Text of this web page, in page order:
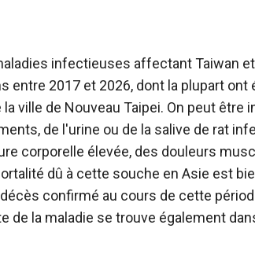
infectieuses affectant Taiwan
entre 2017 et 2026, dont la plupart
ville de Nouveau Taipei. On peut être
de l'urine ou de la salive de rat
corporelle élevée, des douleurs
dû à cette souche en Asie est
confirmé au cours de cette
de la maladie se trouve également